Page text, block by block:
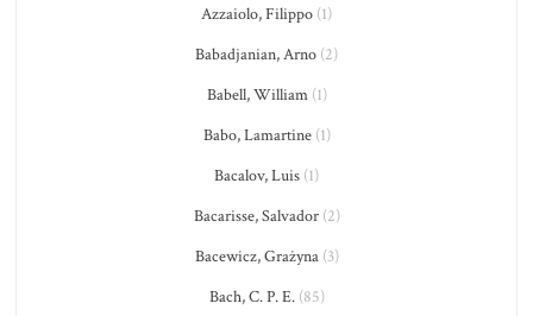
Azzaiolo, Filippo (1)
Babadjanian, Arno (2)
Babell, William(1)
Babo, Lamartine(1)
Bacalov, Luis (1)
Bacarisse, Salvador(2)
Bacewicz, Grażyna(3)
Bach, C. P. E.(85)